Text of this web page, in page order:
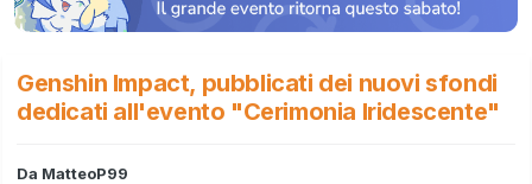
Genshin Impact, pubblicati dei nuovi sfondi
dedicati all'evento "Cerimonia Iridescente"
Da MatteoP99